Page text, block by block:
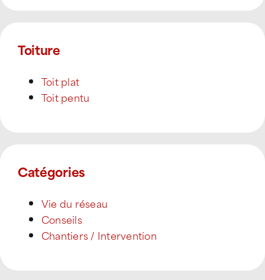
Toiture
Toit plat
Toit pentu
Catégories
Vie du réseau
Conseils
Chantiers / Intervention